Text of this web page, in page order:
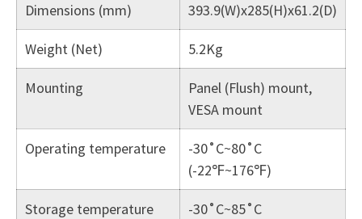
Dimensions (mm) 393.9(W)x285(H)x61.2(D)
Weight (Net) 5.2Kg
Mounting
Panel (Flush) mount,
VESA mount
Operating temperature
-30˚C~80˚C
(-22℉~176℉)
Storage temperature
-30˚C~85˚C